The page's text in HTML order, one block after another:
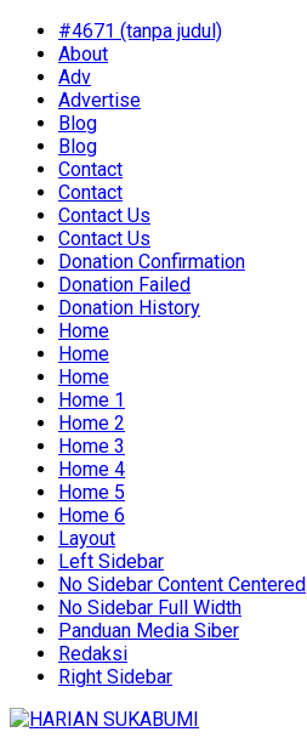
#4671 (tanpa judul)
About
Adv
Advertise
Blog
Blog
Contact
Contact
Contact Us
Contact Us
Donation Confirmation
Donation Failed
Donation History
Home
Home
Home
Home 1
Home 2
Home 3
Home 4
Home 5
Home 6
Layout
Left Sidebar
No Sidebar Content Centered
No Sidebar Full Width
Panduan Media Siber
Redaksi
Right Sidebar